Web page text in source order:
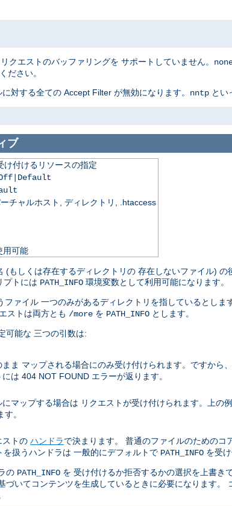
クエストのバッファリングを サポートしていません。
ださい。
対する全ての Accept Filter が無効になります。 nntp とい
ブ
け付けるリソースの指定
チャルホスト, ディレクトリ, .htaccess
用可能
(もしくは存在するディレクトリの 存在しないファイル)
プトには PATH_INFO 環境変数として利用可能になります。
ファイル 一つのみがあるディレクトリを指しているとしま
ストは両方とも /more を PATH_INFO とします。
可能な 三つの引数は:
ま マップされる場合にのみ受け付けられます。ですから
は 404 NOT FOUND エラーが返ります。
マップする場合は リクエストが受け付けられます。上の
。
ストの ハンドラで決まります。 普通のファイルのためのコ
を扱うハンドラは 一般的にデフォルトで PATH_INFO を受け
の PATH_INFO を 受け付けるか拒否するかの選択を上書き
づいてコンテンツを生成しているときに必要になります